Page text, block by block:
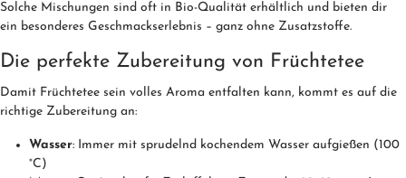
Solche Mischungen sind oft in Bio-Qualität erhältlich und bieten dir
ein besonderes Geschmackserlebnis – ganz ohne Zusatzstoffe.
Die perfekte Zubereitung von Früchtetee
Damit Früchtetee sein volles Aroma entfalten kann, kommt es auf die
richtige Zubereitung an:
Wasser: Immer mit sprudelnd kochendem Wasser aufgießen (100
°C)